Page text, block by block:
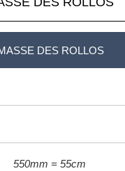
DES ROLLOS
550mm = 55cm